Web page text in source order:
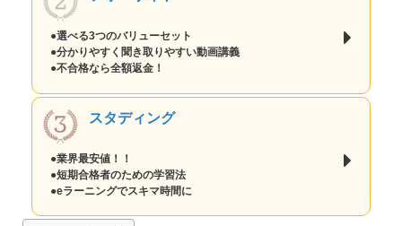
●選べる3つのバリューセット
●分かりやすく聞き取りやすい動画講義
●不合格なら全額返金！
スタディング
●業界最安値！！
●短期合格者のための学習法
●eラーニングでスキマ時間に